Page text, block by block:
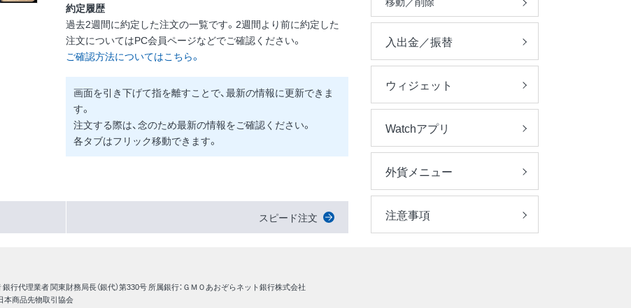
約定履歴
過去2週間に約定した注文の一覧です。2週間より前に約定した
注文についてはPC会員ページなどでご確認ください。
ご確認方法についてはこちら。
画面を引き下げて指を離すことで、最新の情報に更新できま
す。
注文する際は、念のため最新の情報をご確認ください。
各タブはフリック移動できます。
スピード注文
入出金／振替
ウィジェット
Watchアプリ
外貨メニュー
注意事項
行代理業者 関東財務局長（銀代）第330号 所属銀行：ＧＭＯあおぞらネット銀行株式会社
本商品先物取引協会